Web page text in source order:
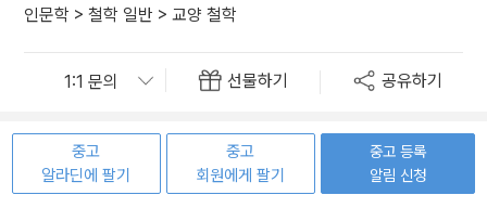
인문학 > 철학 일반 > 교양 철학
선물하기 공유하기
중고
알라딘에 팔기
중고
회원에게 팔기
중고 등록
알림 신청